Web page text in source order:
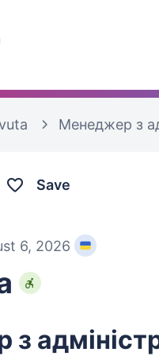
Менеджер з
Save
6, 2026